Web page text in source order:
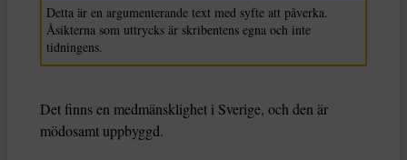
Detta är en argumenterande text med syfte att påverka.
Åsikterna som uttrycks är skribentens egna och inte
tidningens.
Det finns en medmänsklighet i Sverige, och den är
mödosamt uppbyggd.